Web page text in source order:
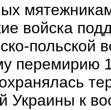
войска
польской
перемирию
Украины к